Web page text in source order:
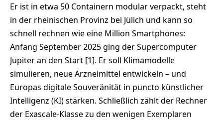
Er ist in etwa 50 Containern modular verpackt, steht
in der rheinischen Provinz bei Jülich und kann so
schnell rechnen wie eine Million Smartphones:
Anfang September 2025 ging der Supercomputer
Jupiter an den Start [1]. Er soll Klimamodelle
simulieren, neue Arzneimittel entwickeln – und
Europas digitale Souveränität in puncto künstlicher
Intelligenz (KI) stärken. Schließlich zählt der Rechner
der Exascale-Klasse zu den wenigen Exemplaren